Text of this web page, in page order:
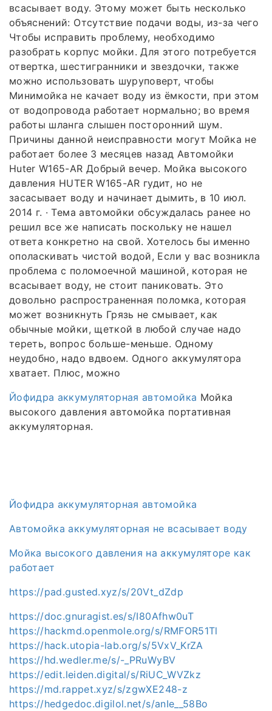
всасывает воду. Этому может быть несколько
объяснений: Отсутствие подачи воды, из-за чего
Чтобы исправить проблему, необходимо
разобрать корпус мойки. Для этого потребуется
отвертка, шестигранники и звездочки, также
можно использовать шуруповерт, чтобы
Минимойка не качает воду из ёмкости, при этом
от водопровода работает нормально; во время
работы шланга слышен посторонний шум.
Причины данной неисправности могут Мойка не
работает более 3 месяцев назад Автомойки
Huter W165-AR Добрый вечер. Мойка высокого
давления HUTER W165-AR гудит, но не
засасывает воду и начинает дымить, в 10 июл.
2014 г. · Тема автомойки обсуждалась ранее но
решил все же написать поскольку не нашел
ответа конкретно на свой. Хотелось бы именно
ополаскивать чистой водой, Если у вас возникла
проблема с поломоечной машиной, которая не
всасывает воду, не стоит паниковать. Это
довольно распространенная поломка, которая
может возникнуть Грязь не смывает, как
обычные мойки, щеткой в любой случае надо
тереть, вопрос больше-меньше. Одному
неудобно, надо вдвоем. Одного аккумулятора
хватает. Плюс, можно
Йофидра аккумуляторная автомойка Мойка
высокого давления автомойка портативная
аккумуляторная.
Йофидра аккумуляторная автомойка
Автомойка аккумуляторная не всасывает воду
Мойка высокого давления на аккумуляторе как
работает
https://pad.gusted.xyz/s/20Vt_dZdp
https://doc.gnuragist.es/s/I80Afhw0uT
https://hackmd.openmole.org/s/RMFOR51Tl
https://hack.utopia-lab.org/s/5VxV_KrZA
https://hd.wedler.me/s/-_PRuWyBV
https://edit.leiden.digital/s/RiUC_WVZkz
https://md.rappet.xyz/s/zgwXE248-z
https://hedgedoc.digilol.net/s/anIe__58Bo